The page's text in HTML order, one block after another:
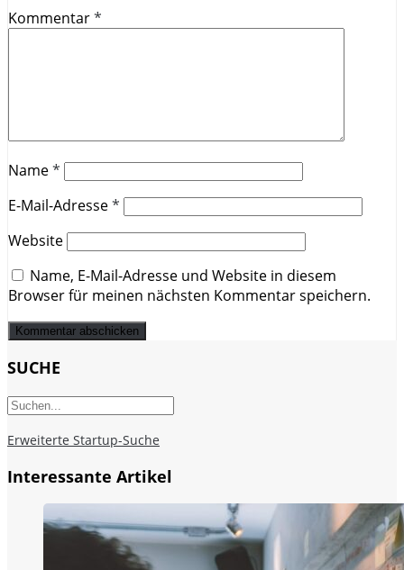
Kommentar*
Name*
E-Mail-Adresse*
Website
Name, E-Mail-Adresse und Website in diesem
Browser für meinen nächsten Kommentar speichern.
SUCHE
Erweiterte Startup-Suche
Interessante Artikel